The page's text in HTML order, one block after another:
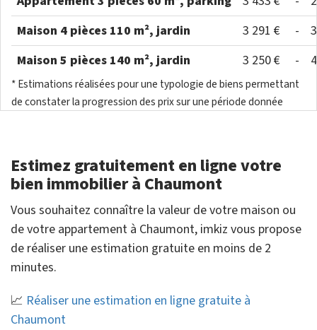
Maison 4 pièces 110 m², jardin
3 291 € -
Maison 5 pièces 140 m², jardin
3 250 € -
* Estimations réalisées pour une typologie de biens permettant
de constater la progression des prix sur une période donnée
Estimez gratuitement en ligne votre
bien immobilier à Chaumont
Vous souhaitez connaître la valeur de votre maison ou
de votre appartement à Chaumont, imkiz vous propose
de réaliser une estimation gratuite en moins de 2
minutes.
📈 Réaliser une estimation en ligne gratuite à
Chaumont